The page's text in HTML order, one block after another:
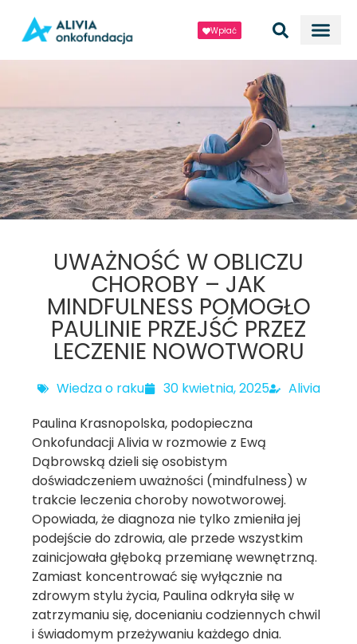
Wpłać
UWAŻNOŚĆ W OBLICZU
CHOROBY – JAK
MINDFULNESS POMOGŁO
PAULINIE PRZEJŚĆ PRZEZ
LECZENIE NOWOTWORU
Wiedza o raku 30 kwietnia, 2025
Alivia
Paulina Krasnopolska, podopieczna
Onkofundacji Alivia w rozmowie z Ewą
Dąbrowską dzieli się osobistym
doświadczeniem uważności (mindfulness) w
trakcie leczenia choroby nowotworowej.
Opowiada, że diagnoza nie tylko zmieniła jej
podejście do zdrowia, ale przede wszystkim
zainicjowała głęboką przemianę wewnętrzną.
Zamiast koncentrować się wyłącznie na
zdrowym stylu życia, Paulina odkryła siłę w
zatrzymaniu się, docenianiu codziennych chwil
i świadomym przeżywaniu każdego dnia.